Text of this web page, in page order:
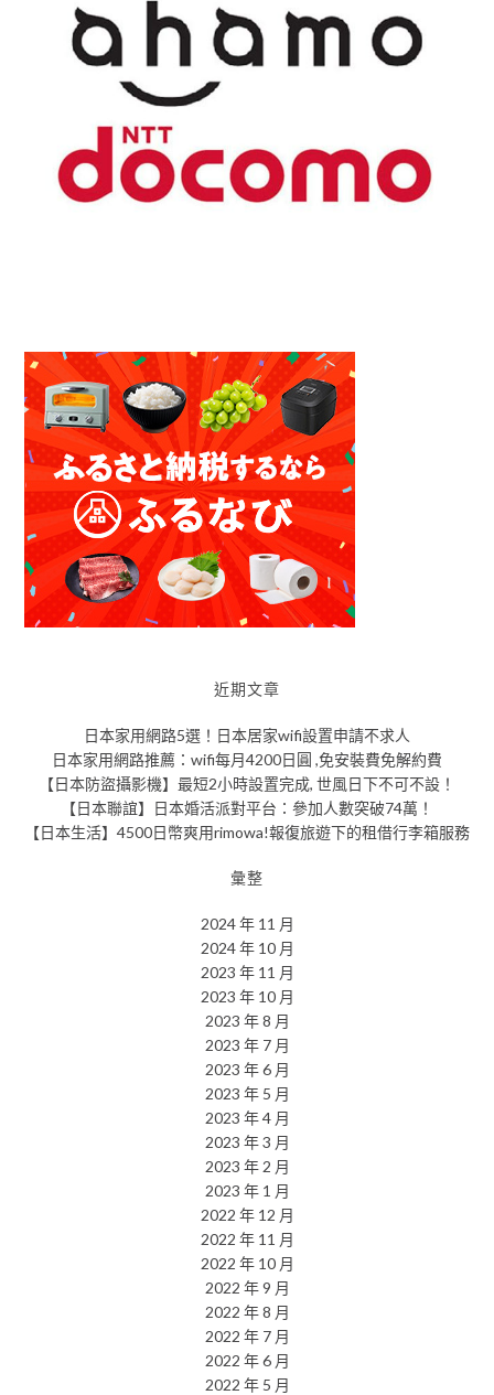
近期文章
日本家用網路5選！日本居家wifi設置申請不求人
日本家用網路推薦：wifi每月4200日圓 ,免安裝費免解約費
【日本防盜攝影機】最短2小時設置完成, 世風日下不可不設！
【日本聯誼】日本婚活派對平台：參加人數突破74萬！
【日本生活】4500日幣爽用rimowa!報復旅遊下的租借行李箱服務
彙整
2024 年 11 月
2024 年 10 月
2023 年 11 月
2023 年 10 月
2023 年 8 月
2023 年 7 月
2023 年 6 月
2023 年 5 月
2023 年 4 月
2023 年 3 月
2023 年 2 月
2023 年 1 月
2022 年 12 月
2022 年 11 月
2022 年 10 月
2022 年 9 月
2022 年 8 月
2022 年 7 月
2022 年 6 月
2022 年 5 月